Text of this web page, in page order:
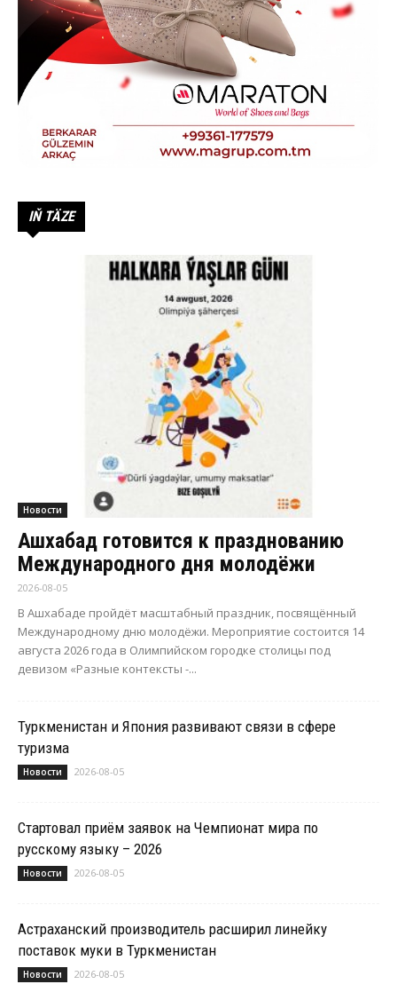
IŇ TÄZE
Новости
Ашхабад готовится к празднованию
Международного дня молодёжи
2026-08-05
В Ашхабаде пройдёт масштабный праздник, посвящённый
Международному дню молодёжи. Мероприятие состоится 14
августа 2026 года в Олимпийском городке столицы под
девизом «Разные контексты -...
Туркменистан и Япония развивают связи в сфере
туризма
Новости 2026-08-05
Стартовал приём заявок на Чемпионат мира по
русскому языку – 2026
Новости 2026-08-05
Астраханский производитель расширил линейку
поставок муки в Туркменистан
Новости 2026-08-05